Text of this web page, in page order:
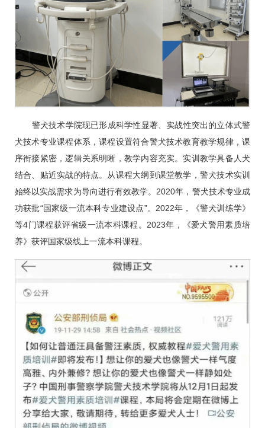
警犬技术学院现已形成科学性显著、实战性突出的立体式警
犬技术专业课程体系，课程设置符合警犬技术教育教学规律，课
序衔接紧密，逻辑关系明晰，教学内容充实。实训教学具备人犬
结合、贴近实战的特点。从课程大纲到课堂教学，警犬技术实训
始终以实战需求为导向进行有效教学。2020年，警犬技术专业成
功获批“国家级一流本科专业建设点”。2022年，《警犬训练学》
等4门课程获评省级一流本科课程。2023年，《爱犬警用素质培
养》获评国家级线上一流本科课程。